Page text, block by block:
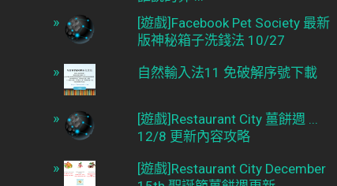
[遊戲]Facebook Pet Society 最新
版神秘箱子洗錢法 10/27
自然輸入法11 免破解序號下載
[遊戲]Restaurant City 薑餅週 ...
12/8 更新內容攻略
[遊戲]Restaurant City December